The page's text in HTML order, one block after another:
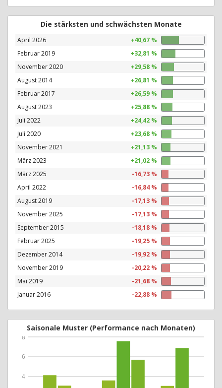
Die stärksten und schwächsten Monate
April 2026
+40,67 %
Februar 2019
+32,81 %
November 2020
+29,58 %
August 2014
+26,81 %
Februar 2017
+26,59 %
August 2023
+25,88 %
Juli 2022
+24,42 %
Juli 2020
+23,68 %
November 2021
+21,13 %
März 2023
+21,02 %
März 2025
-16,73 %
April 2022
-16,84 %
August 2019
-17,13 %
November 2025
-17,13 %
September 2015
-18,18 %
Februar 2025
-19,25 %
Dezember 2014
-19,92 %
November 2019
-20,22 %
Mai 2019
-21,68 %
Januar 2016
-22,88 %
Saisonale Muster (Performance nach Monaten)
4
6
8